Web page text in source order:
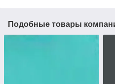
Подобные товары